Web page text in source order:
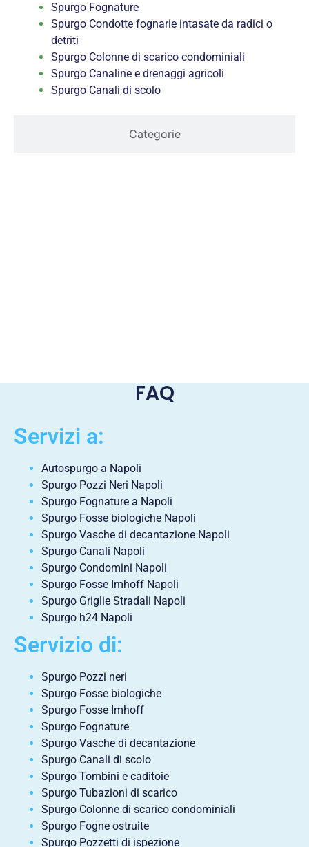
Categorie
Spurgo Fognature
Spurgo Condotte fognarie intasate da radici o
detriti
Spurgo Colonne di scarico condominiali
Spurgo Canaline e drenaggi agricoli
Spurgo Canali di scolo
FAQ
Servizi a:
Autospurgo a Napoli
Spurgo Pozzi Neri Napoli
Spurgo Fognature a Napoli
Spurgo Fosse biologiche Napoli
Spurgo Vasche di decantazione Napoli
Spurgo Canali Napoli
Spurgo Condomini Napoli
Spurgo Fosse Imhoff Napoli
Spurgo Griglie Stradali Napoli
Spurgo h24 Napoli
Servizio di:
Spurgo Pozzi neri
Spurgo Fosse biologiche
Spurgo Fosse Imhoff
Spurgo Fognature
Spurgo Vasche di decantazione
Spurgo Canali di scolo
Spurgo Tombini e caditoie
Spurgo Tubazioni di scarico
Spurgo Colonne di scarico condominiali
Spurgo Fogne ostruite
Spurgo Pozzetti di ispezione